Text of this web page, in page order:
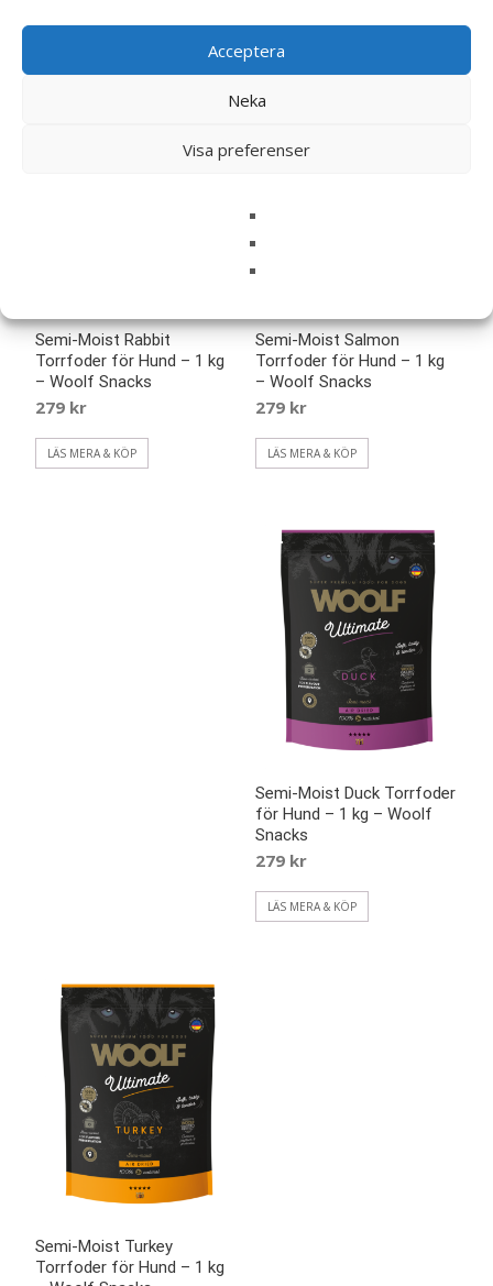
Acceptera
Neka
Visa preferenser
Semi-Moist Rabbit
Torrfoder för Hund – 1 kg
– Woolf Snacks
279 kr
LÄS MERA & KÖP
Semi-Moist Salmon
Torrfoder för Hund – 1 kg
– Woolf Snacks
279 kr
LÄS MERA & KÖP
Semi-Moist Duck Torrfoder
för Hund – 1 kg – Woolf
Snacks
279 kr
LÄS MERA & KÖP
Semi-Moist Turkey
Torrfoder för Hund – 1 kg